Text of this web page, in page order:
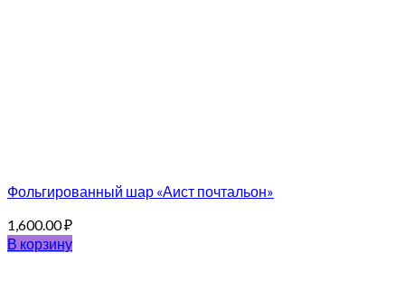
Фольгированный шар «Аист почтальон»
1,600.00₽
В корзину